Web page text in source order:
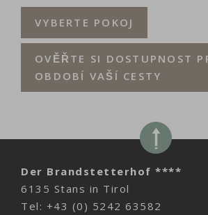
VYBERTE POKOJ
OVĚŘTE SI DOSTUPNOST
OBDOBÍ VAŠÍ CESTY
Der Brandstetterhof ****
6135 Stans in Tirol
Tel: +43 (0) 5242 63582